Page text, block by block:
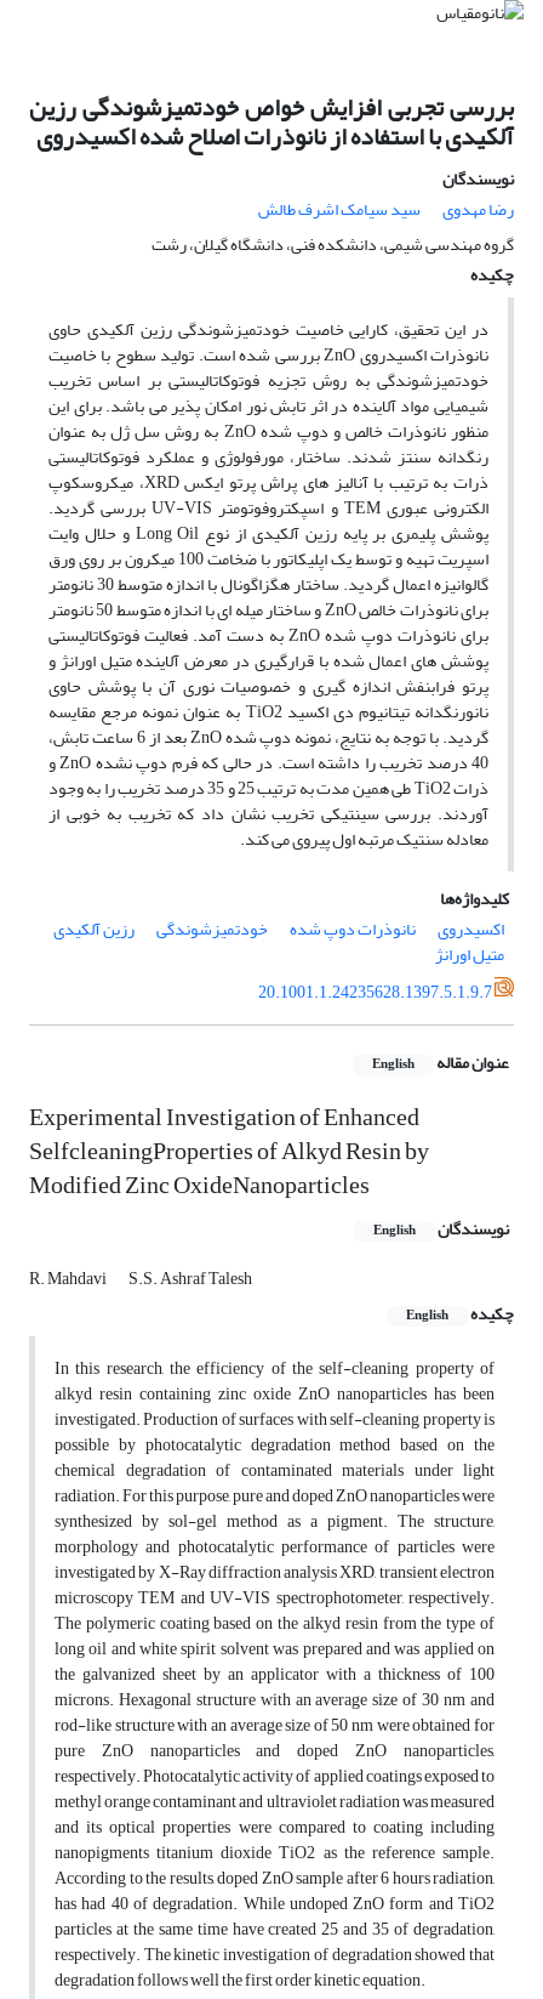
بررسی تجربی افزایش خواص خودتمیزشوندگی رزین
آلکیدی با استفاده از نانوذرات اصلاح شده اکسیدروی
نویسندگان
رضا مهدوی
سید سیامک اشرف طالش
گروه مهندسی شیمی، دانشکده فنی، دانشگاه گیلان، رشت
چکیده
در این تحقیق، کارایی خاصیت خودتمیزشوندگی رزین آلکیدی حاوی
نانوذرات اکسیدروی ZnO بررسی شده است. تولید سطوح با خاصیت
خودتمیزشوندگی به روش تجزیه فوتوکاتالیستی بر اساس تخریب
شیمیایی مواد آلاینده در اثر تابش نور امکان پذیر می باشد. برای این
منظور نانوذرات خالص و دوپ شده ZnO به روش سل ژل به عنوان
رنگدانه سنتز شدند. ساختار، مورفولوژی و عملکرد فوتوکاتالیستی
ذرات به ترتیب با آنالیز های پراش پرتو ایکس XRD، میکروسکوپ
الکترونی عبوری TEM و اسپکتروفوتومتر UV-VIS بررسی گردید.
پوشش پلیمری بر پایه رزین آلکیدی از نوع Long Oil و حلال وایت
اسپریت تهیه و توسط یک اپلیکاتور با ضخامت 100 میکرون بر روی ورق
گالوانیزه اعمال گردید. ساختار هگزاگونال با اندازه متوسط 30 نانومتر
برای نانوذرات خالص ZnO و ساختار میله ای با اندازه متوسط 50 نانومتر
برای نانوذرات دوپ شده ZnO به دست آمد. فعالیت فوتوکاتالیستی
پوشش های اعمال شده با قرارگیری در معرض آلاینده متیل اورانژ و
پرتو فرابنفش اندازه گیری و خصوصیات نوری آن با پوشش حاوی
نانورنگدانه تیتانیوم دی اکسید TiO2 به عنوان نمونه مرجع مقایسه
گردید. با توجه به نتایج، نمونه دوپ شده ZnO بعد از 6 ساعت تابش،
40 درصد تخریب را داشته است. در حالی که فرم دوپ نشده ZnO و
ذرات TiO2 طی همین مدت به ترتیب 25 و 35 درصد تخریب را به وجود
آوردند. بررسی سینتیکی تخریب نشان داد که تخریب به خوبی از
معادله سنتیک مرتبه اول پیروی می کند.
کلیدواژه‌ها
اکسیدروی
نانوذرات دوپ شده خودتمیزشوندگی رزین آلکیدی
متیل اورانژ
20.1001.1.24235628.1397.5.1.9.7
عنوان مقاله English
Experimental Investigation of Enhanced
SelfcleaningProperties of Alkyd Resin by
Modified Zinc OxideNanoparticles
نویسندگان English
R. Mahdavi
S.S. Ashraf Talesh
چکیده
English
In this research, the efficiency of the self-cleaning property of
alkyd resin containing zinc oxide ZnO nanoparticles has been
investigated. Production of surfaces with self-cleaning property is
possible by photocatalytic degradation method based on the
chemical degradation of contaminated materials under light
radiation. For this purpose, pure and doped ZnO nanoparticles were
synthesized by sol-gel method as a pigment. The structure,
morphology and photocatalytic performance of particles were
investigated by X-Ray diffraction analysis XRD, transient electron
microscopy TEM and UV-VIS spectrophotometer, respectively.
The polymeric coating based on the alkyd resin from the type of
long oil and white spirit solvent was prepared and was applied on
the galvanized sheet by an applicator with a thickness of 100
microns. Hexagonal structure with an average size of 30 nm and
rod-like structure with an average size of 50 nm were obtained for
pure ZnO nanoparticles and doped ZnO nanoparticles,
respectively. Photocatalytic activity of applied coatings exposed to
methyl orange contaminant and ultraviolet radiation was measured
and its optical properties were compared to coating including
nanopigments titanium dioxide TiO2 as the reference sample.
According to the results, doped ZnO sample after 6 hours radiation,
has had 40 of degradation. While undoped ZnO form and TiO2
particles at the same time have created 25 and 35 of degradation,
respectively. The kinetic investigation of degradation showed that
degradation follows well the first order kinetic equation.